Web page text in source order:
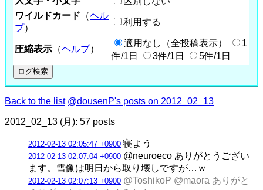
ワイルドカード （ヘル
プ）
利用する
圧縮表示 （ヘルプ）
適用なし（全投稿表示）
1
件/1日
3件/1日 5件/1日
Back to the list @dousenP's posts on 2012_02_13
2012_02_13 (月): 57 posts
2012-02-13 02:05:47 +0900 寝よう
2012-02-13 02:07:04 +0900 @neuroeco ありがとうござい
ます。雪像は明日から取り壊しですが…ｗ
2012-02-13 02:07:13 +0900 @ToshikoP @maora ありがと